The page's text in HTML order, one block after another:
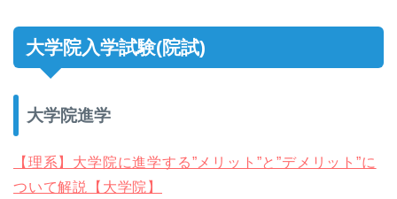
大学院入学試験(院試)
大学院進学
【理系】大学院に進学する”メリット”と”デメリット”に
ついて解説【大学院】